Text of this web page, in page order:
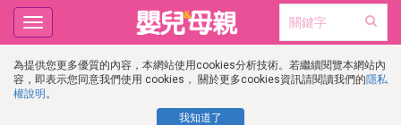
為提供您更多優質的內容，本網站使用cookies分析技術。若繼續閱覽本網站內
容，即表示您同意我們使用 cookies， 關於更多cookies資訊請閱讀我們的隱私
權說明 。
我知道了
Toggle
navigation